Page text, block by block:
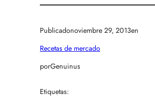
Publicadonoviembre 29, 2013en
Recetas de mercado
porGenuinus
Etiquetas: